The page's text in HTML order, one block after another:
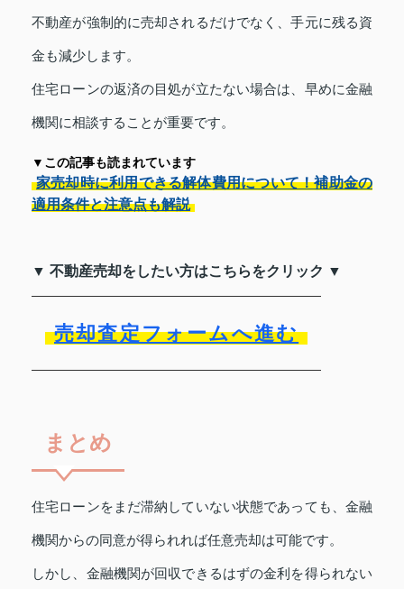
不動産が強制的に売却されるだけでなく、手元に残る資
金も減少します。
住宅ローンの返済の目処が立たない場合は、早めに金融
機関に相談することが重要です。
▼この記事も読まれています
家売却時に利用できる解体費用について！補助金の
適用条件と注意点も解説
▼ 不動産売却をしたい方はこちらをクリック ▼
売却査定フォームへ進む
まとめ
住宅ローンをまだ滞納していない状態であっても、金融
機関からの同意が得られれば任意売却は可能です。
しかし、金融機関が回収できるはずの金利を得られない